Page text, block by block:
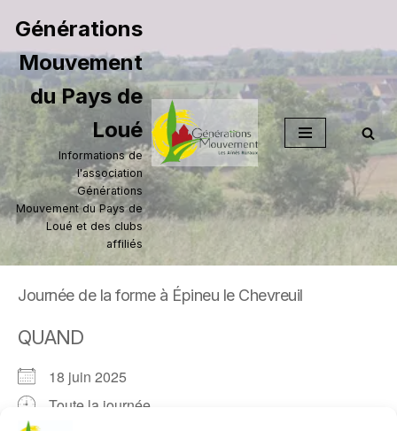
Aller
au
contenu
Générations
Mouvement
du Pays de
Loué
Informations de
l'association
Générations
Mouvement du Pays de
Loué et des clubs
affiliés
Journée de la forme à Épineu le Chevreuil
QUAND
18 juin 2025
Toute la journée